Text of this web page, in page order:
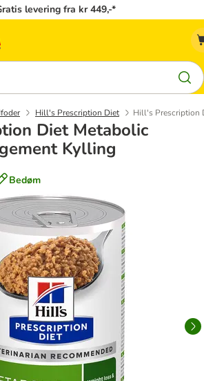
levering fra kr 449,-*
Hill's Prescription Diet Hill's Prescription
Diet Metabolic
Kylling
Bedøm